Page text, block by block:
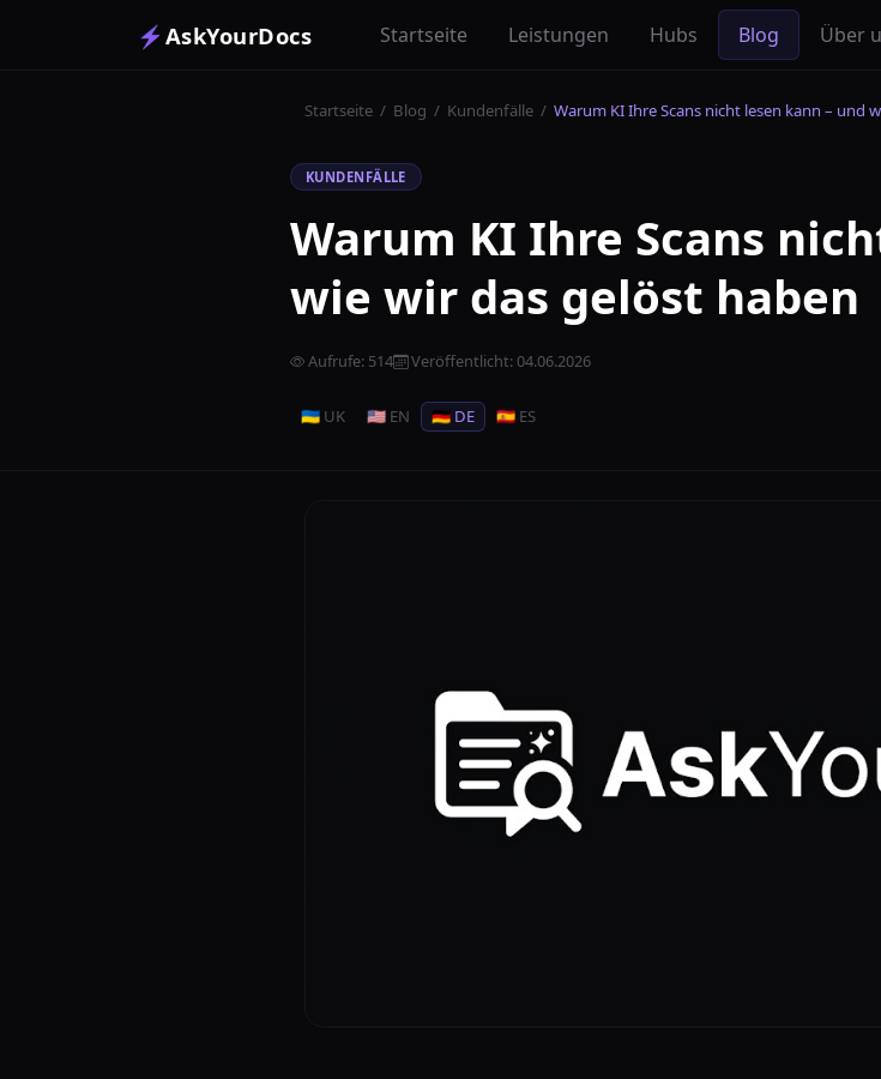
⚡ AskYourDocs Startseite Leistungen Hubs Blog Über
Startseite / Blog / Kundenfälle / Warum KI Ihre Scans nicht lesen kann – und
KUNDENFÄLLE
Warum KI Ihre Scans
wie wir das gelöst haben
Aufrufe: 514 Veröffentlicht:04.06.2026
🇺🇦 UK 🇺🇸 EN 🇩🇪 DE 🇪🇸 ES